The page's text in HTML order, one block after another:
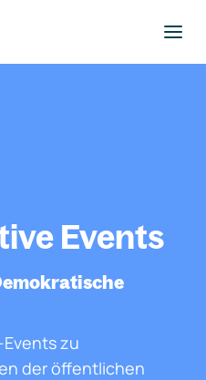
Events
zu
der öffentlichen